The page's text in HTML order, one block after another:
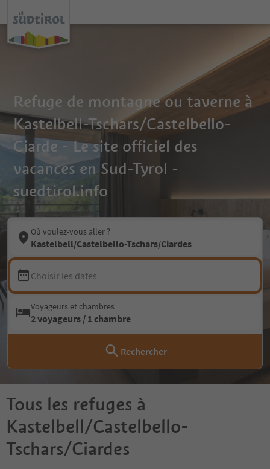
Refuge de montagne ou taverne à
Kastelbell-Tschars/Castelbello-
Ciarde - Le site officiel des
vacances en Sud-Tyrol -
suedtirol.info
Où voulez-vous aller ?
Kastelbell/Castelbello-Tschars/Ciardes
Choisir les dates
Voyageurs et chambres
2 voyageurs / 1 chambre
Rechercher
Tous les refuges à
Kastelbell/Castelbello-
Tschars/Ciardes